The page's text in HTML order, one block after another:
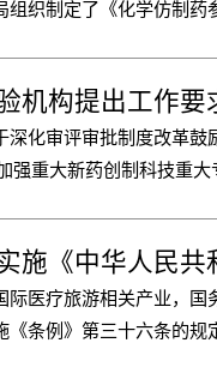
织制定了《化学仿制药
机构提出工作要
深化审评审批制度改革鼓
强重大新药创制科技重
施《中华人民共
际医疗旅游相关产业，国
《条例》第三十六条的规